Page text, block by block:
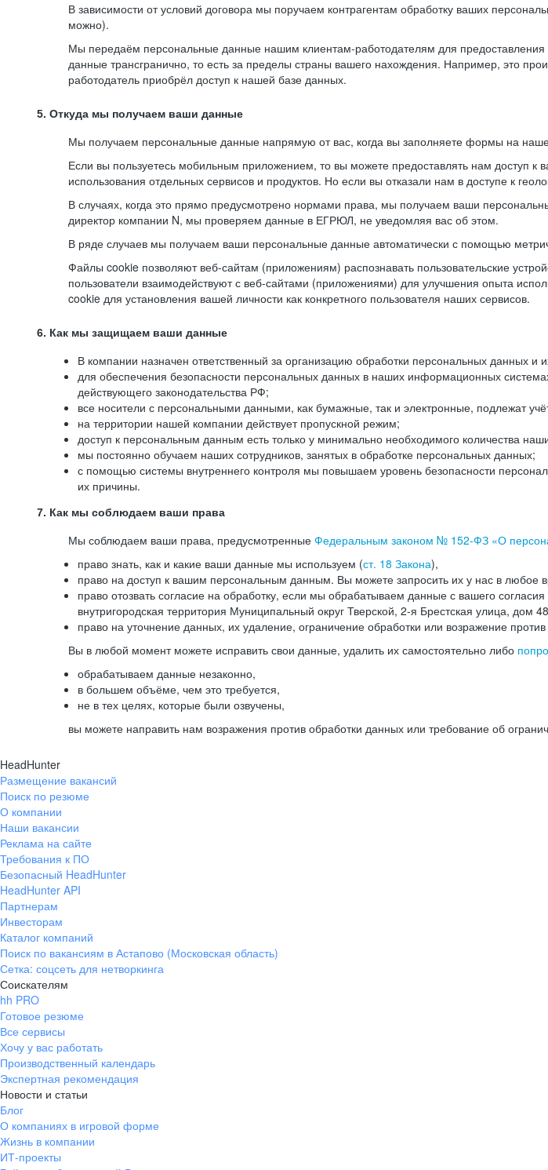
В зависимости от условий договора мы поручаем контрагентам обработку ваших
можно).
Мы передаём персональные данные нашим клиентам-работодателям для
данные трансгранично, то есть за пределы страны вашего нахождения. Например, это
работодатель приобрёл доступ к нашей базе данных.
5. Откуда мы получаем ваши данные
Мы получаем персональные данные напрямую от вас, когда вы заполняете формы на
Если вы пользуетесь мобильным приложением, то вы можете предоставлять нам доступ
использования отдельных сервисов и продуктов. Но если вы отказали нам в доступе к
В случаях, когда это прямо предусмотрено нормами права, мы получаем ваши
директор компании N, мы проверяем данные в ЕГРЮЛ, не уведомляя вас об этом.
В ряде случаев мы получаем ваши персональные данные автоматически с помощью
Файлы cookie позволяют веб-сайтам (приложениям) распознавать пользовательские
пользователи взаимодействуют с веб-сайтами (приложениями) для улучшения опыта
cookie для установления вашей личности как конкретного пользователя наших сервисов.
6. Как мы защищаем ваши данные
В компании назначен ответственный за организацию обработки персональных данных и
для обеспечения безопасности персональных данных в наших информационных
действующего законодательства РФ;
все носители с персональными данными, как бумажные, так и электронные, подлежат
на территории нашей компании действует пропускной режим;
доступ к персональным данным есть только у минимально необходимого количества
мы постоянно обучаем наших сотрудников, занятых в обработке персональных данных;
с помощью системы внутреннего контроля мы повышаем уровень безопасности
их причины.
7. Как мы соблюдаем ваши права
Мы соблюдаем ваши права, предусмотренные Федеральным законом № 152-ФЗ «О
право знать, как и какие ваши данные мы используем (ст. 18 Закона),
право на доступ к вашим персональным данным. Вы можете запросить их у нас в любое
право отозвать согласие на обработку, если мы обрабатываем данные с вашего согласия
внутригородская территория Муниципальный округ Тверской, 2-я Брестская улица,
право на уточнение данных, их удаление, ограничение обработки или возражение против
Вы в любой момент можете исправить свои данные, удалить их самостоятельно либо
обрабатываем данные незаконно,
в большем объёме, чем это требуется,
не в тех целях, которые были озвучены,
вы можете направить нам возражения против обработки данных или требование об
HeadHunter
Размещение вакансий
Поиск по резюме
О компании
Наши вакансии
Реклама на сайте
Требования к ПО
Безопасный HeadHunter
HeadHunter API
Партнерам
Инвесторам
Каталог компаний
Поиск по вакансиям в Астапово (Московская область)
Сетка: соцсеть для нетворкинга
Соискателям
hh PRO
Готовое резюме
Все сервисы
Хочу у вас работать
Производственный календарь
Экспертная рекомендация
Новости и статьи
Блог
О компаниях в игровой форме
Жизнь в компании
ИТ-проекты